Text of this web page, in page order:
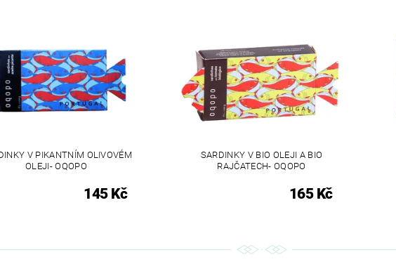
V PIKANTNÍM OLIVOVÉM
OLEJI- OQOPO
145 Kč
SARDINKY V BIO OLEJI A BIO
RAJČATECH- OQOPO
165 Kč